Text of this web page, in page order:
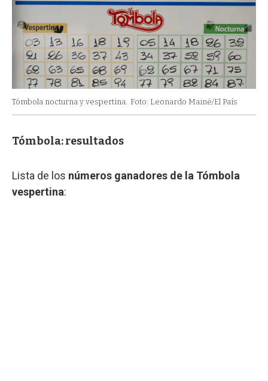
Tómbola nocturna y vespertina. Foto: Leonardo Mainé/El País
Tómbola: resultados
Lista de los números ganadores de la Tómbola
vespertina: